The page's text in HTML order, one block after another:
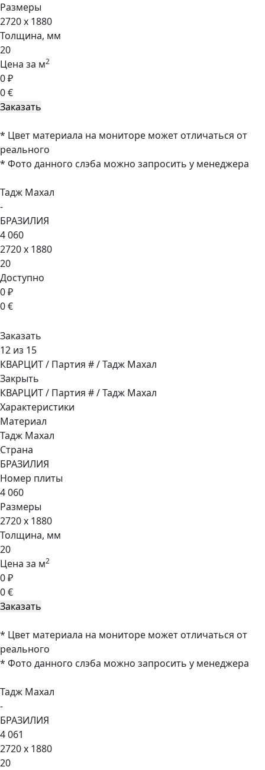
Размеры
2720 x 1880
Толщина, мм
20
Цена за м2
0 ₽
0 €
* Цвет материала на мониторе может отличаться от
реального
* Фото данного слэба можно запросить у менеджера
Тадж Махал
-
БРАЗИЛИЯ
4 060
2720 x 1880
20
Доступно
0 ₽
0 €
Заказать
12 из 15
КВАРЦИТ / Партия # / Тадж Махал
Закрыть
КВАРЦИТ / Партия # / Тадж Махал
Характеристики
Материал
Тадж Махал
Страна
БРАЗИЛИЯ
Номер плиты
4 060
Размеры
2720 x 1880
Толщина, мм
20
Цена за м2
0 ₽
0 €
* Цвет материала на мониторе может отличаться от
реального
* Фото данного слэба можно запросить у менеджера
Тадж Махал
-
БРАЗИЛИЯ
4 061
2720 x 1880
20